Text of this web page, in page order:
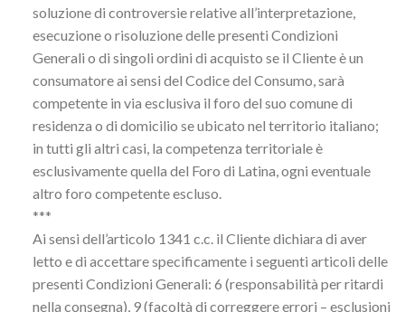
soluzione di controversie relative all’interpretazione,
esecuzione o risoluzione delle presenti Condizioni
Generali o di singoli ordini di acquisto se il Cliente è un
consumatore ai sensi del Codice del Consumo, sarà
competente in via esclusiva il foro del suo comune di
residenza o di domicilio se ubicato nel territorio italiano;
in tutti gli altri casi, la competenza territoriale è
esclusivamente quella del Foro di Latina, ogni eventuale
altro foro competente escluso.
***
Ai sensi dell’articolo 1341 c.c. il Cliente dichiara di aver
letto e di accettare specificamente i seguenti articoli delle
presenti Condizioni Generali: 6 (responsabilità per ritardi
nella consegna), 9 (facoltà di correggere errori – esclusioni